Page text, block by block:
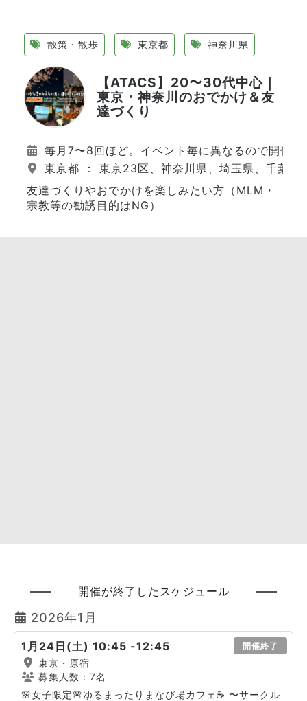
散策・散歩 東京都 神奈川県
【ATACS】20〜30代中心｜
東京・神奈川のおでかけ＆友
達づくり
毎月7〜8回ほど。イベント毎に異なるので開催
東京都 ： 東京23区、神奈川県、埼玉県、千葉県
友達づくりやおでかけを楽しみたい方（MLM・
宗教等の勧誘目的はNG）
開催が終了したスケジュール
2026年1月
1月24日(土) 10:45 -12:45 開催終了
東京・原宿
募集人数：7名
🌸女子限定🌸ゆるまったりまなび場カフェ☕️ 〜サークル